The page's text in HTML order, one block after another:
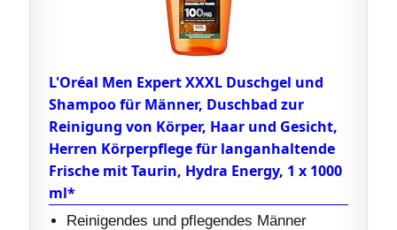
L'Oréal Men Expert XXXL Duschgel und
Shampoo für Männer, Duschbad zur
Reinigung von Körper, Haar und Gesicht,
Herren Körperpflege für langanhaltende
Frische mit Taurin, Hydra Energy, 1 x 1000
ml*
Reinigendes und pflegendes Männer